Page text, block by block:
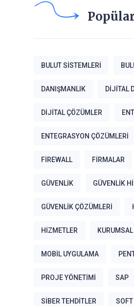
BULUT SISTEMLERI
DANIŞMANLIK DIJITAL
DIJITAL ÇÖZÜMLER
ENTEGRASYON ÇÖZÜMLERI
FIREWALL FIRMALAR
GÜVENLIK GÜVENLIK
GÜVENLIK ÇÖZÜMLERI
HIZMETLER
MOBIL UYGULAMA
PROJE YÖNETIMI SAP
SIBER TEHDITLER